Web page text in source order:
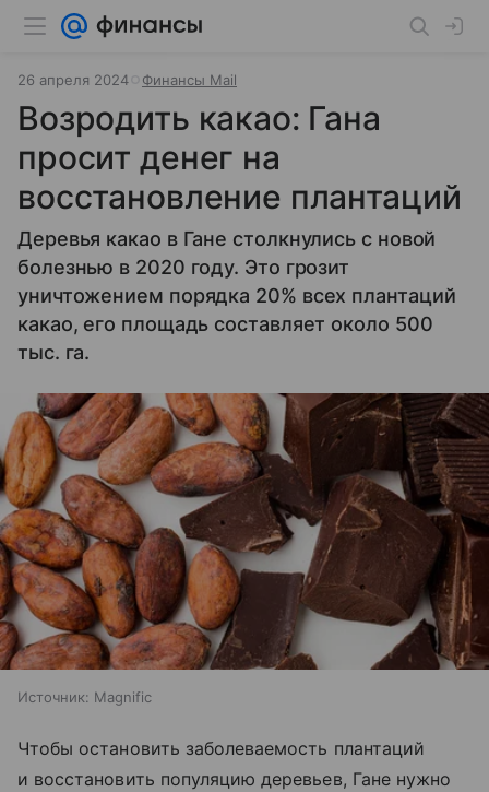
26 апреля 2024 Финансы Mail
Возродить какао: Гана
просит денег на
восстановление плантаций
Деревья какао в Гане столкнулись с новой
болезнью в 2020 году. Это грозит
уничтожением порядка 20% всех плантаций
какао, его площадь составляет около 500
тыс. га.
Источник: Magnific
Чтобы остановить заболеваемость плантаций
и восстановить популяцию деревьев, Гане нужно